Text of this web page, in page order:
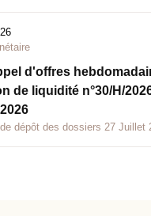
d'offres
de liquidité n°30/H/
dépôt des dossiers 27 Juillet